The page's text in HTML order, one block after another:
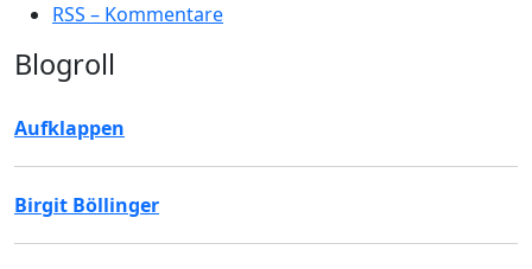
RSS – Kommentare
Blogroll
Aufklappen
Birgit Böllinger